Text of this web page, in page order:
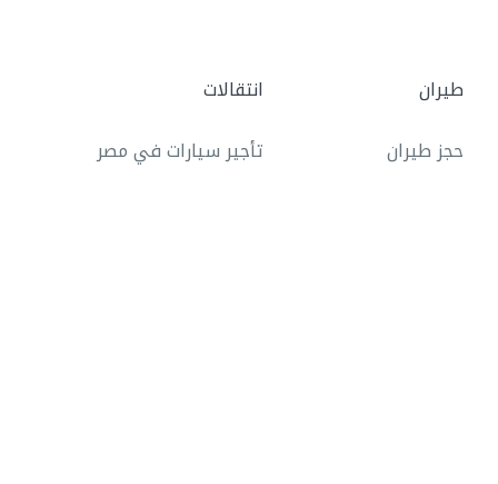
طيران
حجز طيران
انتقالات
تأجير سيارات في مصر